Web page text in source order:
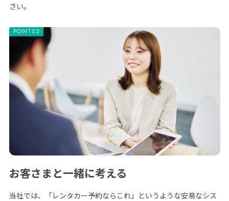
さい。
お客さまと一緒に考える
当社では、「レンタカー予約ならこれ」というような安易なシス